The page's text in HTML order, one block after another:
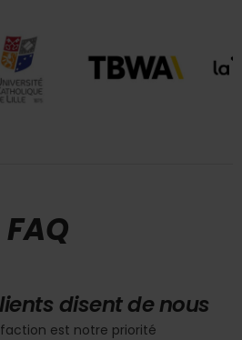
FAQ
disent de nous
est notre priorité